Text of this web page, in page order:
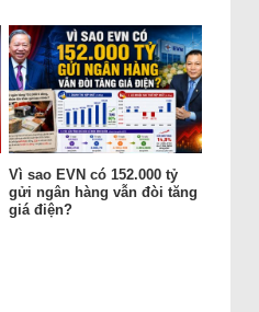
Vì sao EVN có 152.000 tỷ
gửi ngân hàng vẫn đòi tăng
giá điện?